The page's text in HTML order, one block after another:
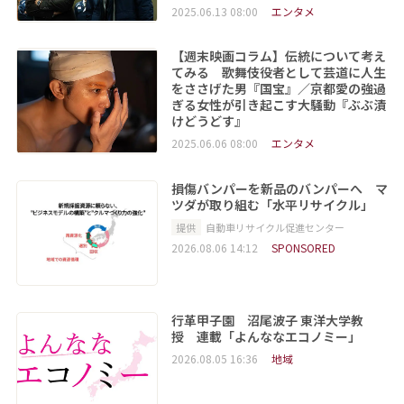
2025.06.13 08:00 エンタメ
【週末映画コラム】伝統について考え
てみる 歌舞伎役者として芸道に人生
をささげた男『国宝』／京都愛の強過
ぎる女性が引き起こす大騒動『ぶぶ漬
けどうどす』
2025.06.06 08:00 エンタメ
損傷バンパーを新品のバンパーへ マ
ツダが取り組む「水平リサイクル」
提供 自動車リサイクル促進センター
2026.08.06 14:12 SPONSORED
行革甲子園 沼尾波子 東洋大学教
授 連載「よんななエコノミー」
2026.08.05 16:36 地域